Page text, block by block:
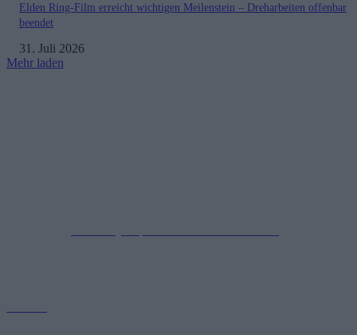
Elden Ring-Film erreicht wichtigen Meilenstein – Dreharbeiten offenbar
beendet
31. Juli 2026
Mehr laden